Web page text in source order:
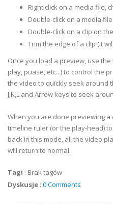
Right click on a media file,
Double-click on a media file
Double-click on a clip on
Trim the edge of a clip (it
Once you load a preview, use
play, puase, etc...) to control the
the video to quickly seek around
J,K,L and Arrow keys to seek
When you are done previewing a
timeline ruler (or the play-head)
back in this mode, all the video
will return to normal.
Tagi : Brak tagów
Dyskusje : 0 Comments